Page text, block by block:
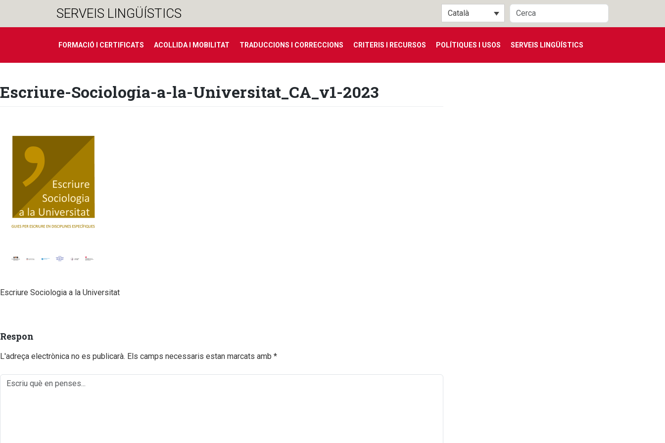
contingut
SERVEIS LINGÜÍSTICS Català
FORMACIÓ I CERTIFICATS ACOLLIDA I MOBILITAT TRADUCCIONS I CORRECCIONS CRITERIS I RECURSOS POLÍTIQUES I USOS SERVEIS LINGÜÍSTICS
Escriure-Sociologia-a-la-Universitat_CA_v1-2023
Escriure Sociologia a la Universitat
Respon
L'adreça electrònica no es publicarà. Els camps necessaris estan marcats amb *